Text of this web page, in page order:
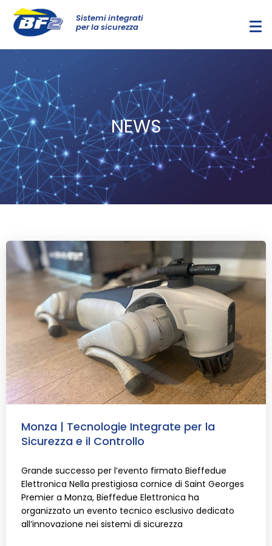
Sistemi integrati
per la sicurezza
NEWS
Monza | Tecnologie Integrate per la
Sicurezza e il Controllo
Grande successo per l’evento firmato Bieffedue
Elettronica Nella prestigiosa cornice di Saint Georges
Premier a Monza, Bieffedue Elettronica ha
organizzato un evento tecnico esclusivo dedicato
all’innovazione nei sistemi di sicurezza